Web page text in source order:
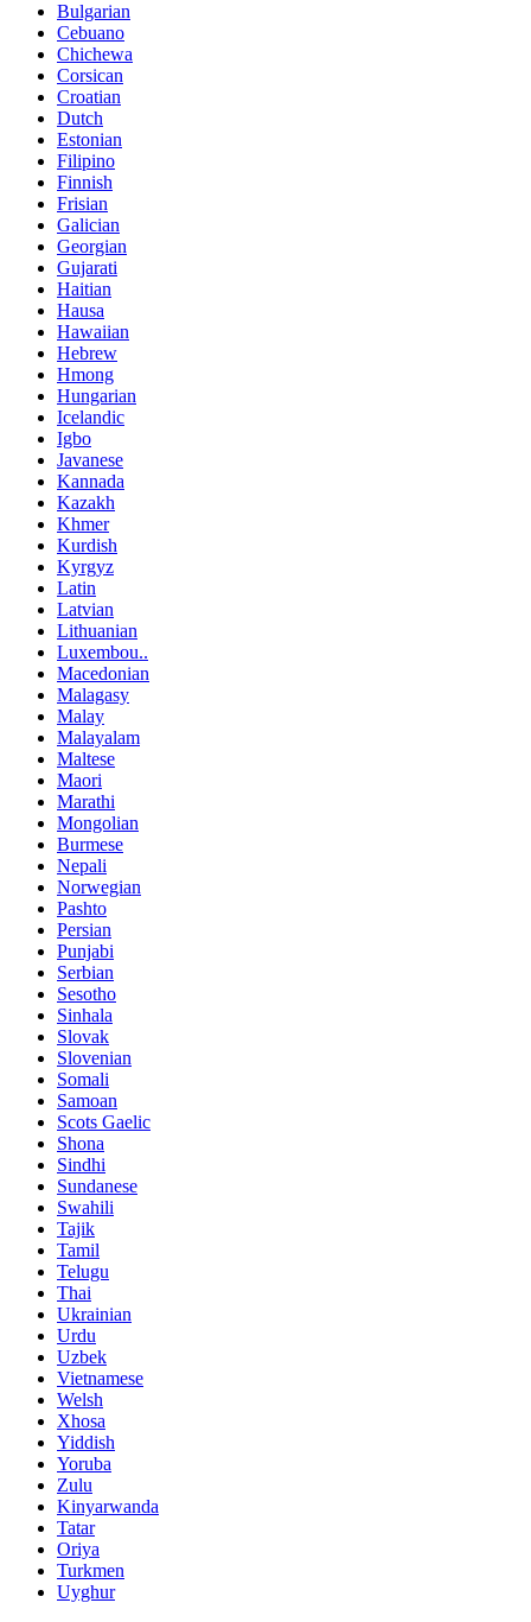
Bulgarian
Cebuano
Chichewa
Corsican
Croatian
Dutch
Estonian
Filipino
Finnish
Frisian
Galician
Georgian
Gujarati
Haitian
Hausa
Hawaiian
Hebrew
Hmong
Hungarian
Icelandic
Igbo
Javanese
Kannada
Kazakh
Khmer
Kurdish
Kyrgyz
Latin
Latvian
Lithuanian
Luxembou..
Macedonian
Malagasy
Malay
Malayalam
Maltese
Maori
Marathi
Mongolian
Burmese
Nepali
Norwegian
Pashto
Persian
Punjabi
Serbian
Sesotho
Sinhala
Slovak
Slovenian
Somali
Samoan
Scots Gaelic
Shona
Sindhi
Sundanese
Swahili
Tajik
Tamil
Telugu
Thai
Ukrainian
Urdu
Uzbek
Vietnamese
Welsh
Xhosa
Yiddish
Yoruba
Zulu
Kinyarwanda
Tatar
Oriya
Turkmen
Uyghur